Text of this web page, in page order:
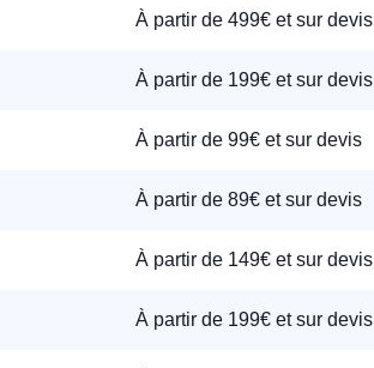
À partir de 499€ et sur devis
À partir de 199€ et sur devis
À partir de 99€ et sur devis
À partir de 89€ et sur devis
À partir de 149€ et sur devis
À partir de 199€ et sur devis